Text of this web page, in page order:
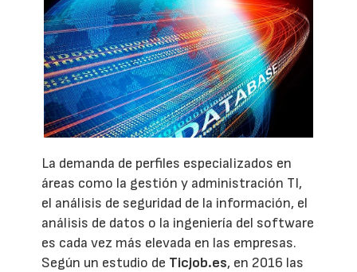
La demanda de perfiles especializados en
áreas como la gestión y administración TI,
el análisis de seguridad de la información, el
análisis de datos o la ingeniería del software
es cada vez más elevada en las empresas.
Según un estudio de Ticjob.es, en 2016 las